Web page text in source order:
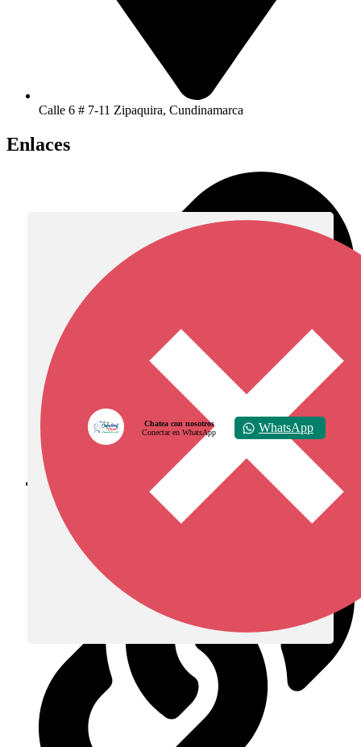
Calle 6 # 7-11 Zipaquira, Cundinamarca
Enlaces
Diócesis de Zipaquirá
Chatea con nosotros
Conectar en WhatsApp
WhatsApp